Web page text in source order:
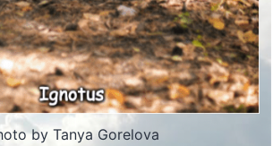
by Tanya Gorelova